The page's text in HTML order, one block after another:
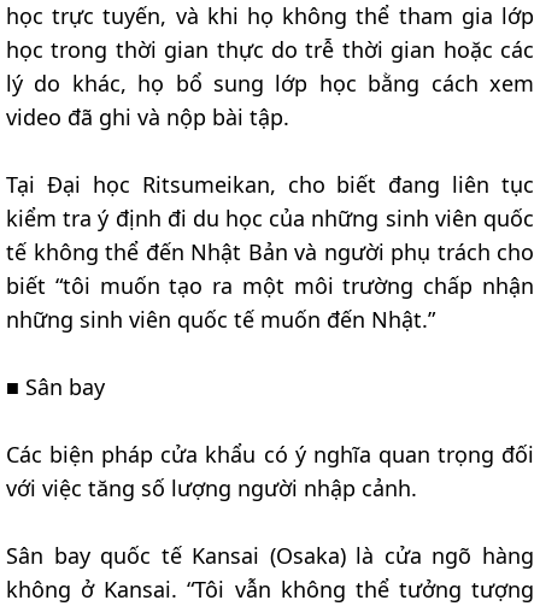
học trực tuyến, và khi họ không thể tham gia lớp
học trong thời gian thực do trễ thời gian hoặc các
lý do khác, họ bổ sung lớp học bằng cách xem
video đã ghi và nộp bài tập.
Tại Đại học Ritsumeikan, cho biết đang liên tục
kiểm tra ý định đi du học của những sinh viên quốc
tế không thể đến Nhật Bản và người phụ trách cho
biết “tôi muốn tạo ra một môi trường chấp nhận
những sinh viên quốc tế muốn đến Nhật.”
■ Sân bay
Các biện pháp cửa khẩu có ý nghĩa quan trọng đối
với việc tăng số lượng người nhập cảnh.
Sân bay quốc tế Kansai (Osaka) là cửa ngõ hàng
không ở Kansai. “Tôi vẫn không thể tưởng tượng